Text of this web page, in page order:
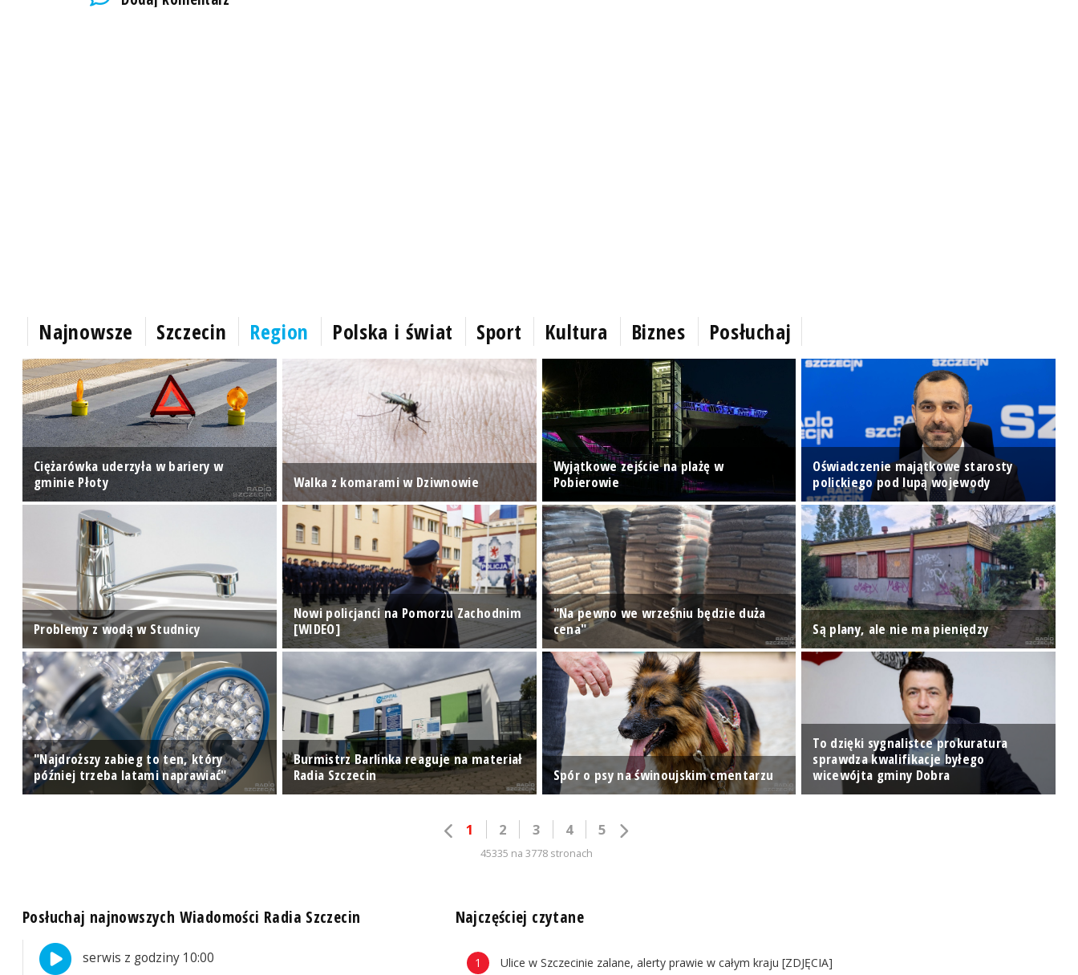
Najnowsze Szczecin Region Polska i świat Sport Kultura Biznes Posłuchaj
Ciężarówka uderzyła w bariery w
gminie Płoty
Walka z komarami w Dziwnowie
Wyjątkowe zejście na plażę w
Pobierowie
Oświadczenie majątkowe starosty
polickiego pod lupą wojewody
Problemy z wodą w Studnicy
Nowi policjanci na Pomorzu Zachodnim
[WIDEO]
"Na pewno we wrześniu będzie duża
cena"
Są plany, ale nie ma pieniędzy
"Najdroższy zabieg to ten, który
później trzeba latami naprawiać"
Burmistrz Barlinka reaguje na materiał
Radia Szczecin
Spór o psy na świnoujskim cmentarzu
To dzięki sygnalistce prokuratura
sprawdza kwalifikacje byłego
wicewójta gminy Dobra
1 2 3 4 5
45335 na 3778 stronach
Posłuchaj najnowszych Wiadomości Radia Szczecin
serwis z godziny 10:00
Najczęściej czytane
Ulice w Szczecinie zalane, alerty prawie w całym kraju [ZDJĘCIA]